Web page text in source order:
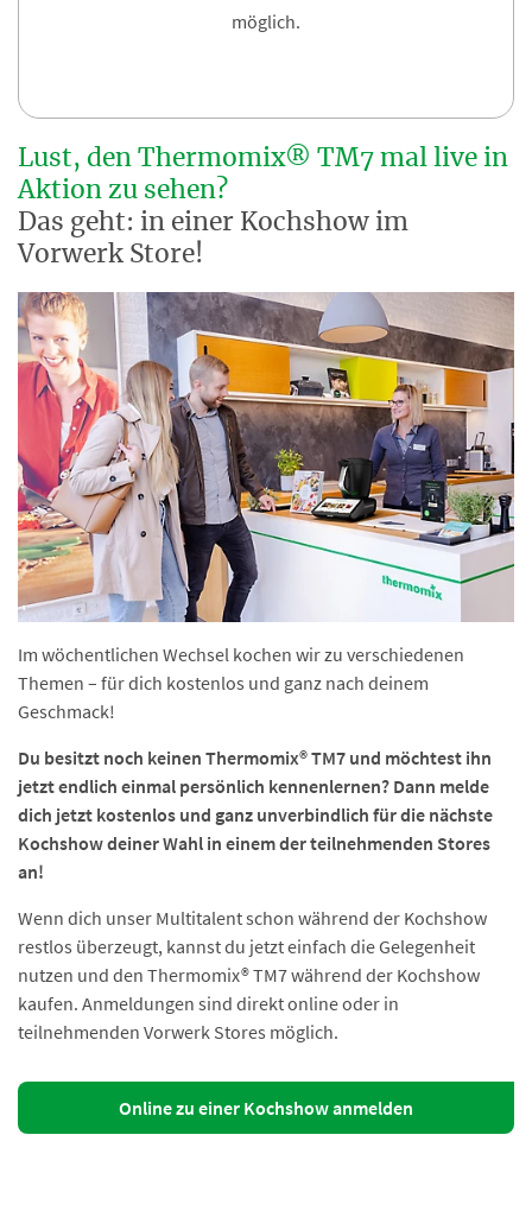
möglich.
Lust, den Thermomix® TM7 mal live in
Aktion zu sehen?
Das geht: in einer Kochshow im
Vorwerk Store!
Im wöchentlichen Wechsel kochen wir zu verschiedenen
Themen – für dich kostenlos und ganz nach deinem
Geschmack!
Du besitzt noch keinen Thermomix® TM7 und möchtest ihn
jetzt endlich einmal persönlich kennenlernen? Dann melde
dich jetzt kostenlos und ganz unverbindlich für die nächste
Kochshow deiner Wahl in einem der teilnehmenden Stores
an!
Wenn dich unser Multitalent schon während der Kochshow
restlos überzeugt, kannst du jetzt einfach die Gelegenheit
nutzen und den Thermomix® TM7 während der Kochshow
kaufen. Anmeldungen sind direkt online oder in
teilnehmenden Vorwerk Stores möglich.
Online zu einer Kochshow anmelden